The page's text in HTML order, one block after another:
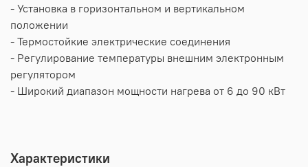
- Установка в горизонтальном и вертикальном
положении
- Термостойкие электрические соединения
- Регулирование температуры внешним электронным
регулятором
- Широкий диапазон мощности нагрева от 6 до 90 кВт
Характеристики